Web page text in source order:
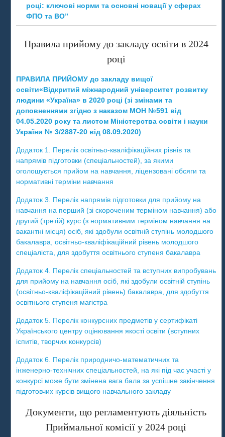
році: ключові норми та основні новації у сферах
ФПО та ВО”
Правила прийому до закладу освіти в 2024
році
ПРАВИЛА ПРИЙОМУ до закладу вищої
освіти«Відкритий міжнародний університет розвитку
людини «Україна» в 2020 році (зі змінами та
доповненнями згідно з наказом МОН №591 від
04.05.2020 року та листом Міністерства освіти і науки
України № 3/2887-20 від 08.09.2020)
Додаток 1. Перелік освітньо-кваліфікаційних рівнів та
напрямів підготовки (спеціальностей), за якими
оголошується прийом на навчання, ліцензовані обсяги та
нормативні терміни навчання
Додаток 3. Перелік напрямів підготовки для прийому на
навчання на перший (зі скороченим терміном навчання) або
другий (третій) курс (з нормативним терміном навчання на
вакантні місця) осіб, які здобули освітній ступінь молодшого
бакалавра, освітньо-кваліфікаційний рівень молодшого
спеціаліста, для здобуття освітнього ступеня бакалавра
Додаток 4. Перелік спеціальностей та вступних випробувань
для прийому на навчання осіб, які здобули освітній ступінь
(освітньо-кваліфікаційний рівень) бакалавра, для здобуття
освітнього ступеня магістра
Додаток 5. Перелік конкурсних предметів у сертифікаті
Українського центру оцінювання якості освіти (вступних
іспитів, творчих конкурсів)
Додаток 6. Перелік природничо-математичних та
інженерно-технічних спеціальностей, на які під час участі у
конкурсі може бути змінена вага бала за успішне закінчення
підготовчих курсів вищого навчального закладу
Документи, що регламентують діяльність
Приймальної комісії у 2024 році